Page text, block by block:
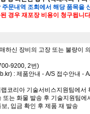
문내역 조회에서 해당 품목을
경우 재포장 비용이 청구됩니
하신 장비의 고장 또는 불량이
9200, 2번)
: 제품안내 - A/S 접수안내 -
코리아 기술서비스지원팀에서
또는 화물 발송 후 기술지원팀에
, 입금 확인 후 제품 재 발송